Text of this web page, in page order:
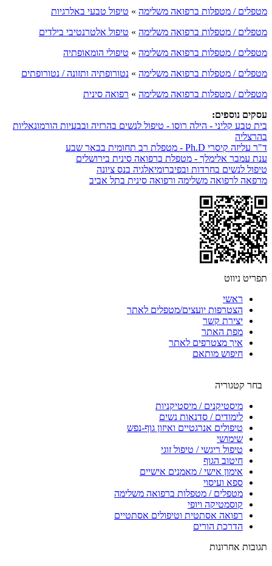
מטפלים / מטפלות ברפואה משלימה » טיפול טבעי באלרגיות
מטפלים / מטפלות ברפואה משלימה » טיפול אלטרנטיבי בילדים
מטפלים / מטפלות ברפואה משלימה » טיפולי הומאופתיה
מטפלים / מטפלות ברפואה משלימה » נטורופתיה ותזונה / נטורופתים
מטפלים / מטפלות ברפואה משלימה » רפואה סינית
עסקים נוספים:
בית טבע קליני - הילה רוסו - טיפול לנשים בהרזיה ובבעיות הורמונאליות
בהרצליה
ד"ר עליזה קיסרי Ph.D - מטפלת רב תחומית בבאר שבע
ענת עמבר אלימלך - מטפלת ברפואה סינית בירושלים
טיפול לנשים בחרדות ובפיברומיאלגיה בנס ציונה
מרפאה לרפואה משלימה ורפואה סינית בתל אביב
תפריט ניווט
ראשי
הצטרפות יועצים/מטפלים לאתר
יצירת קשר
מפת האתר
איך מצטרפים לאתר
חיפוש מותאם
בחר קטגוריה
מיסטיקנים / מיסטיקניות
לימודים / סדנאות נשים
טיפולים אנרגטיים ואיזון גוף-נפש
שימושי
טיפול ריגשי / טיפול זוגי
חיטוב הגוף
אימון אישי / מאמנים אישיים
ספא ועיסוי
מטפלים / מטפלות ברפואה משלימה
קוסמטיקה ויופי
רפואה אסתטית וטיפולים אסתטיים
הדרכת הורים
תגובות אחרונות